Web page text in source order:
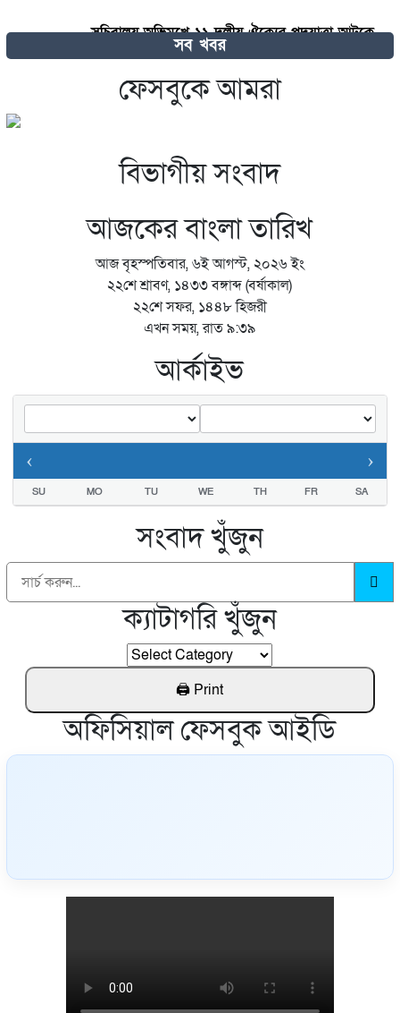
সচিবালয় অভিমুখে ১১ দলীয় ঐক্যের পদযাত্রা আটকে
অজানা বাংলাদেশকে নিয়ে রোমাঞ্চিত হ্যাজলউড
সব খবর
ফেসবুকে আমরা
বিভাগীয় সংবাদ
আজকের বাংলা তারিখ
আজ বৃহস্পতিবার, ৬ই আগস্ট, ২০২৬ ইং
২২শে শ্রাবণ, ১৪৩৩ বঙ্গাব্দ (বর্ষাকাল)
২২শে সফর, ১৪৪৮ হিজরী
এখন সময়, রাত ৯:৩৯
আর্কাইভ
‹ ›
SU MO TU WE TH FR SA
সংবাদ খুঁজুন
ক্যাটাগরি খুঁজুন
অফিসিয়াল ফেসবুক আইডি